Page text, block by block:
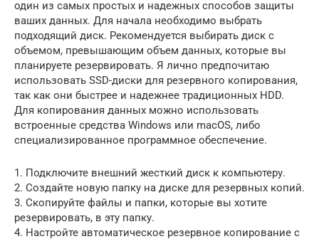
один из самых простых и надежных способов защиты
ваших данных. Для начала необходимо выбрать
подходящий диск. Рекомендуется выбирать диск с
объемом, превышающим объем данных, которые вы
планируете резервировать. Я лично предпочитаю
использовать SSD-диски для резервного копирования,
так как они быстрее и надежнее традиционных HDD.
Для копирования данных можно использовать
встроенные средства Windows или macOS, либо
специализированное программное обеспечение.
1. Подключите внешний жесткий диск к компьютеру.
2. Создайте новую папку на диске для резервных копий.
3. Скопируйте файлы и папки, которые вы хотите
резервировать, в эту папку.
4. Настройте автоматическое резервное копирование с